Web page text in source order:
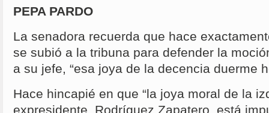
PEPA PARDO
La senadora recuerda que hace
se subió a la tribuna para defender la
a su jefe, “esa joya de la decencia duerme
Hace hincapié en que “la joya moral de la